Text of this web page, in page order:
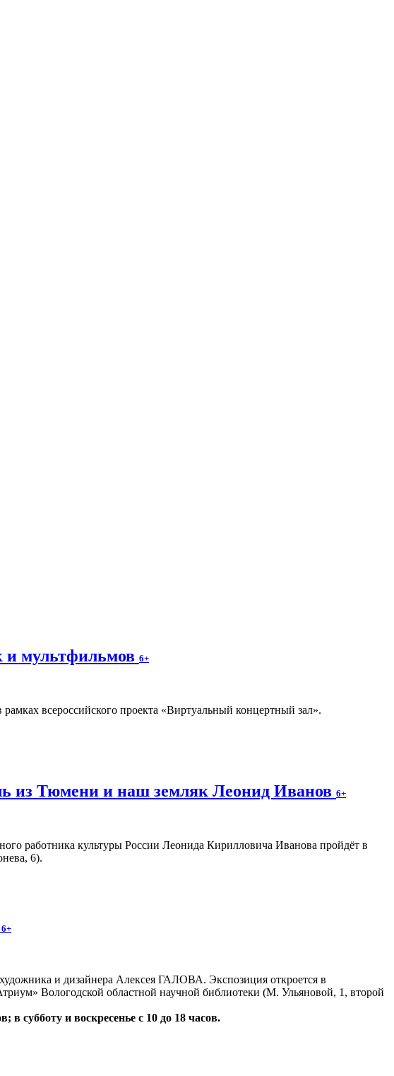
и мультфильмов 6+
всероссийского проекта «Виртуальный концертный зал».
из Тюмени и наш земляк Леонид Иванов 6+
работника культуры России Леонида Кирилловича Иванова пройдёт в
6).
6+
и дизайнера Алексея ГАЛОВА. Экспозиция откроется в
Вологодской областной научной библиотеки (М. Ульяновой, 1, второй
в субботу и воскресенье с 10 до 18 часов.